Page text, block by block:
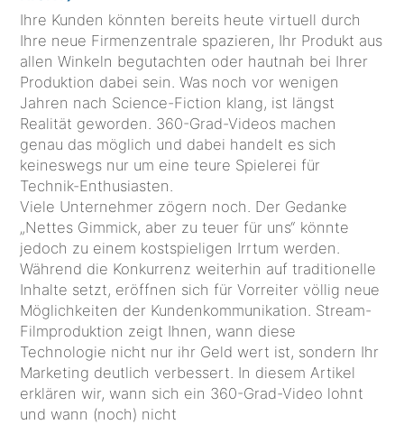
Ihre Kunden könnten bereits heute virtuell durch
Ihre neue Firmenzentrale spazieren, Ihr Produkt aus
allen Winkeln begutachten oder hautnah bei Ihrer
Produktion dabei sein. Was noch vor wenigen
Jahren nach Science-Fiction klang, ist längst
Realität geworden. 360-Grad-Videos machen
genau das möglich und dabei handelt es sich
keineswegs nur um eine teure Spielerei für
Technik-Enthusiasten.
Viele Unternehmer zögern noch. Der Gedanke
„Nettes Gimmick, aber zu teuer für uns“ könnte
jedoch zu einem kostspieligen Irrtum werden.
Während die Konkurrenz weiterhin auf traditionelle
Inhalte setzt, eröffnen sich für Vorreiter völlig neue
Möglichkeiten der Kundenkommunikation. Stream-
Filmproduktion zeigt Ihnen, wann diese
Technologie nicht nur ihr Geld wert ist, sondern Ihr
Marketing deutlich verbessert. In diesem Artikel
erklären wir, wann sich ein 360-Grad-Video lohnt
und wann (noch) nicht